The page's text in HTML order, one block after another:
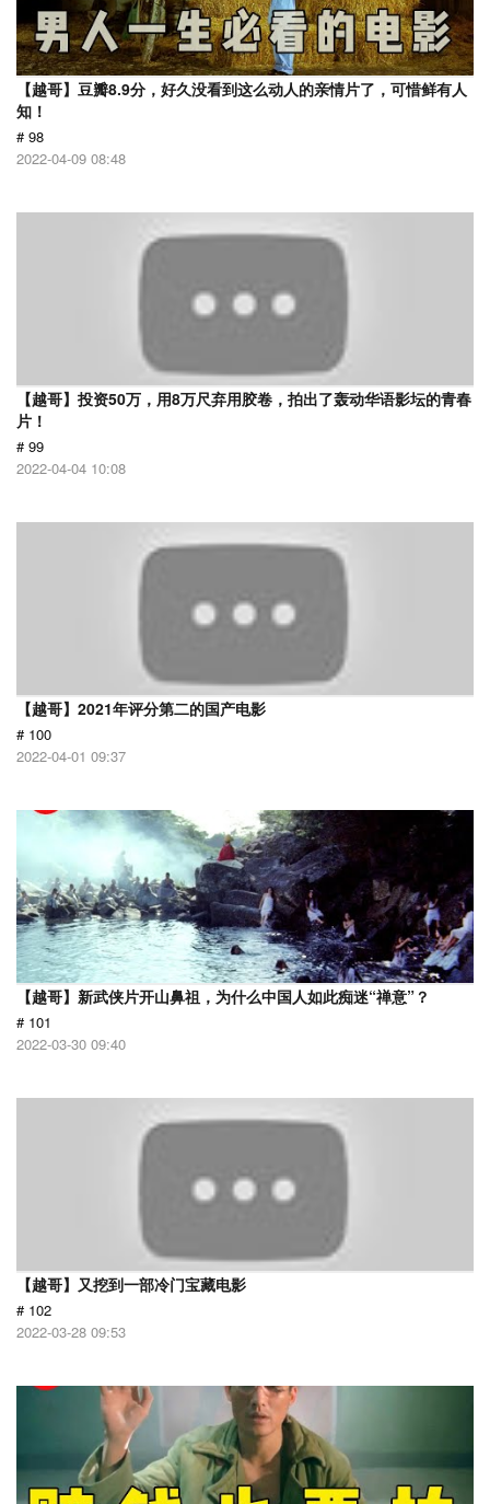
【越哥】豆瓣8.9分，好久没看到这么动人的亲情片了，可惜鲜有人
知！
# 98
2022-04-09 08:48
【越哥】投资50万，用8万尺弃用胶卷，拍出了轰动华语影坛的青春
片！
# 99
2022-04-04 10:08
【越哥】2021年评分第二的国产电影
# 100
2022-04-01 09:37
【越哥】新武侠片开山鼻祖，为什么中国人如此痴迷“禅意”？
# 101
2022-03-30 09:40
【越哥】又挖到一部冷门宝藏电影
# 102
2022-03-28 09:53